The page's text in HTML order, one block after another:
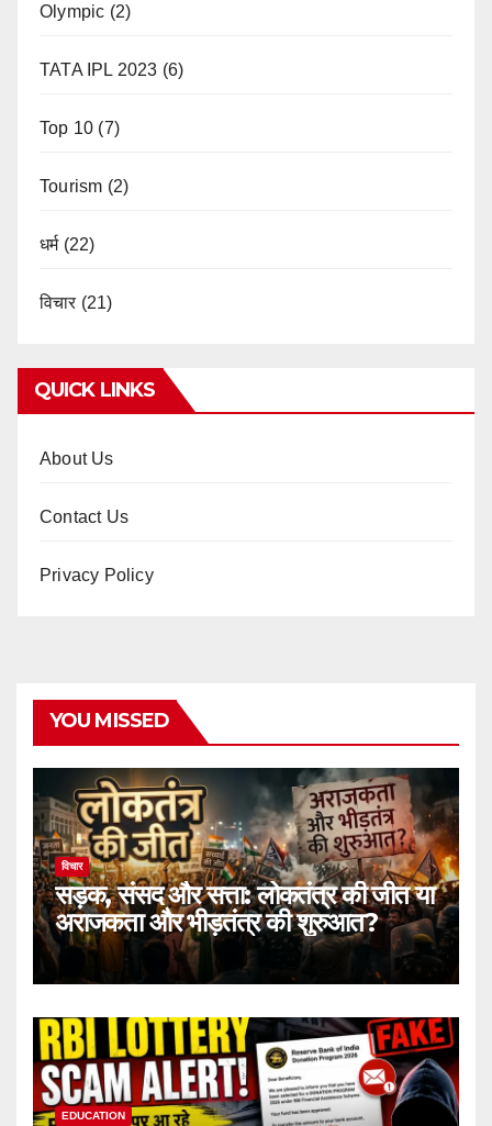
Olympic (2)
TATA IPL 2023 (6)
Top 10 (7)
Tourism (2)
धर्म(22)
विचार (21)
QUICK LINKS
About Us
Contact Us
Privacy Policy
YOU MISSED
विचार
सड़क, संसद और सत्ता: लोकतंत्र की जीत या
अराजकता और भीड़तंत्र की शुरुआत?
EDUCATION